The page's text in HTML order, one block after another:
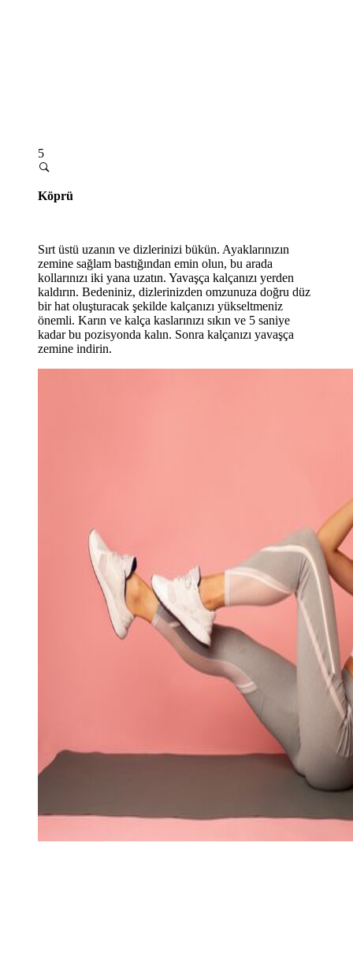
5
Köprü
Sırt üstü uzanın ve dizlerinizi bükün. Ayaklarınızın
zemine sağlam bastığından emin olun, bu arada
kollarınızı iki yana uzatın. Yavaşça kalçanızı yerden
kaldırın. Bedeniniz, dizlerinizden omzunuza doğru düz
bir hat oluşturacak şekilde kalçanızı yükseltmeniz
önemli. Karın ve kalça kaslarınızı sıkın ve 5 saniye
kadar bu pozisyonda kalın. Sonra kalçanızı yavaşça
zemine indirin.